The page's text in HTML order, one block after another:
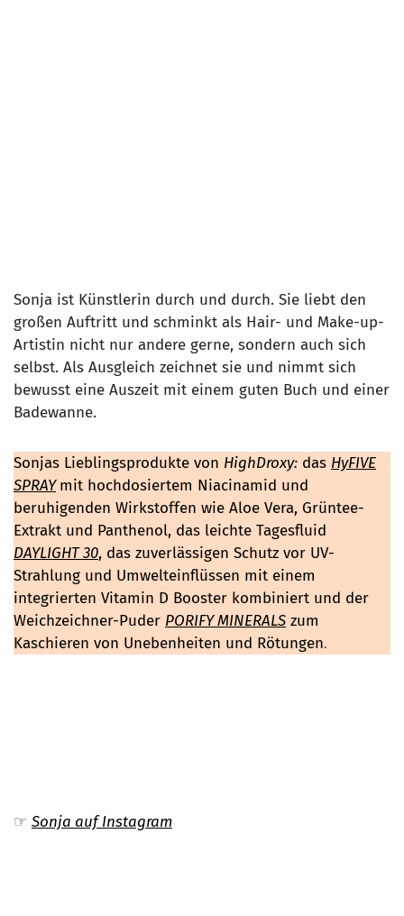
Sonja ist Künstlerin durch und durch. Sie liebt den
großen Auftritt und schminkt als Hair- und Make-up-
Artistin nicht nur andere gerne, sondern auch sich
selbst. Als Ausgleich zeichnet sie und nimmt sich
bewusst eine Auszeit mit einem guten Buch und einer
Badewanne.
Sonjas Lieblingsprodukte von HighDroxy: das HyFIVE
SPRAY mit hochdosiertem Niacinamid und
beruhigenden Wirkstoffen wie Aloe Vera, Grüntee-
Extrakt und Panthenol, das leichte Tagesfluid
DAYLIGHT 30, das zuverlässigen Schutz vor UV-
Strahlung und Umwelteinflüssen mit einem
integrierten Vitamin D Booster kombiniert und der
Weichzeichner-Puder PORIFY MINERALS zum
Kaschieren von Unebenheiten und Rötungen.
☞ Sonja auf Instagram